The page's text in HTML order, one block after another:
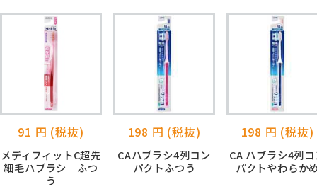
91 円 (税抜)
メディフィットC超先
細毛ハブラシ ふつ
う
198 円 (税抜)
CAハブラシ4列コン
パクトふつう
198 円 (税抜)
CA ハブラシ4列
パクトやわらか